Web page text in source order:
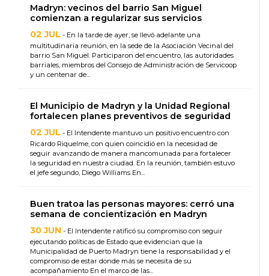
Madryn: vecinos del barrio San Miguel
comienzan a regularizar sus servicios
02 JUL - En la tarde de ayer, se llevó adelante una
multitudinaria reunión, en la sede de la Asociación Vecinal del
barrio San Miguel. Participaron del encuentro, las autoridades
barriales, miembros del Consejo de Administración de Servicoop
y un centenar de...
El Municipio de Madryn y la Unidad Regional
fortalecen planes preventivos de seguridad
02 JUL - El Intendente mantuvo un positivo encuentro con
Ricardo Riquelme, con quien coincidió en la necesidad de
seguir avanzando de manera mancomunada para fortalecer
la seguridad en nuestra ciudad. En la reunión, también estuvo
el jefe segundo, Diego Williams En...
Buen tratoa las personas mayores: cerró una
semana de concientización en Madryn
30 JUN - El Intendente ratificó su compromiso con seguir
ejecutando políticas de Estado que evidencian que la
Municipalidad de Puerto Madryn tiene la responsabilidad y el
compromiso de estar donde más se necesita de su
acompañamiento En el marco de las...